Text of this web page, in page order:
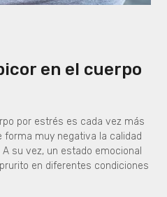
en el cuerpo
por estrés es cada vez más
muy negativa la calidad
su vez, un estado emocional
en diferentes condiciones